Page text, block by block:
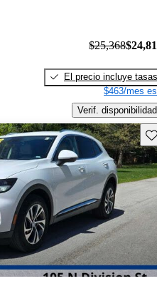
$25,368
El precio incluye tasas
$463/mes
Verif. disponibilidad